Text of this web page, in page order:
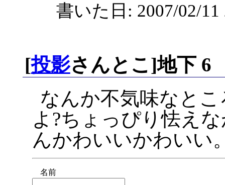
書いた日: 2007/02/
[投影さんとこ]地下 6
なんか不気味なと
よ?ちょっぴり怯え
んかわいいかわいい
名前